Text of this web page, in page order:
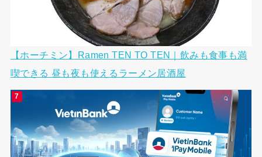
【ホーチミン】Ramen TEN TO TEN｜飲みも食事も満
喫できる 昼も夜も使えるラーメン居酒屋